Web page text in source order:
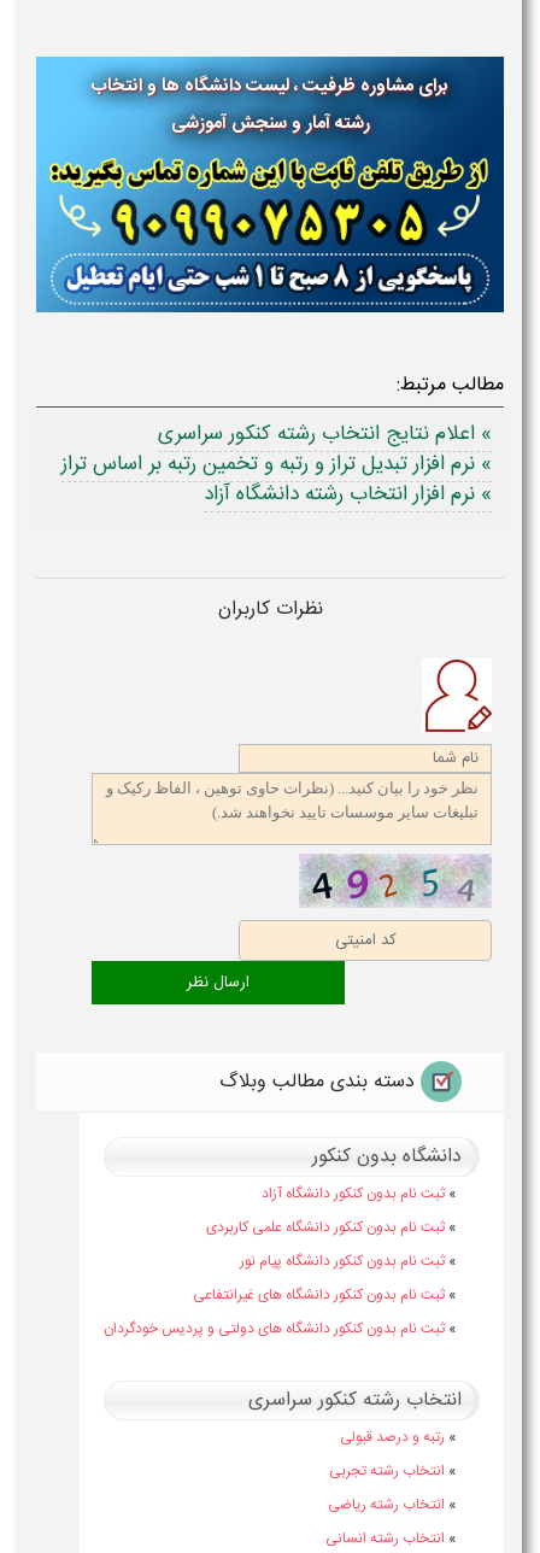
برای مشاوره ظرفیت ، لیست دانشگاه ها و انتخاب
رشته آمار و سنجش آموزشی
مطالب مرتبط:
» اعلام نتایج انتخاب رشته کنکور سراسری
» نرم افزار تبدیل تراز و رتبه و تخمین رتبه بر اساس تراز
» نرم افزار انتخاب رشته دانشگاه آزاد
نظرات کاربران
دسته بندی مطالب وبلاگ
دانشگاه بدون کنکور
» ثبت نام بدون کنکور دانشگاه آزاد
» ثبت نام بدون کنکور دانشگاه علمی کاربردی
» ثبت نام بدون کنکور دانشگاه پیام نور
» ثبت نام بدون کنکور دانشگاه های غیرانتفاعی
» ثبت نام بدون کنکور دانشگاه های دولتی و پردیس خودگردان
انتخاب رشته کنکور سراسری
» رتبه و درصد قبولی
» انتخاب رشته تجربی
» انتخاب رشته ریاضی
» انتخاب رشته انسانی